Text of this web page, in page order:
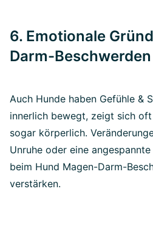
6. Emotionale
Darm-
Auch Hunde haben Gefühle &
innerlich bewegt, zeigt sich
sogar körperlich.
Unruhe oder eine
beim Hund Magen-Darm-
verstärken.